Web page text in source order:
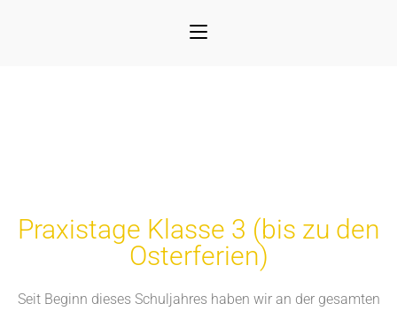
Praxistage Klasse 3 (bis zu den
Osterferien)
Seit Beginn dieses Schuljahres haben wir an der gesamten